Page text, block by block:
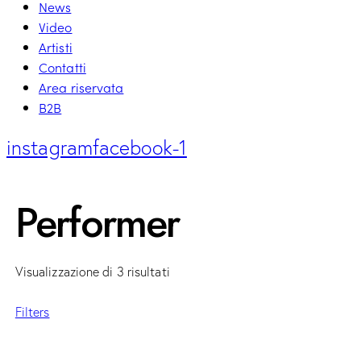
News
Video
Artisti
Contatti
Area riservata
B2B
instagramfacebook-1
Performer
Visualizzazione di 3 risultati
Filters